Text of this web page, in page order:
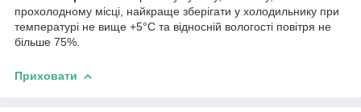
прохолодному місці, найкраще зберігати у холодильнику при
температурі не вище +5°С та відносній вологості повітря не
більше 75%.
Приховати